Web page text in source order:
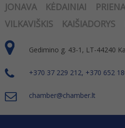
JONAVA
KĖDAINIAI
VILKAVIŠKIS
KAIŠIADORYS
Gedimino g. 43-1, LT-44240
+370 37 229 212, +370 652
chamber@chamber.lt